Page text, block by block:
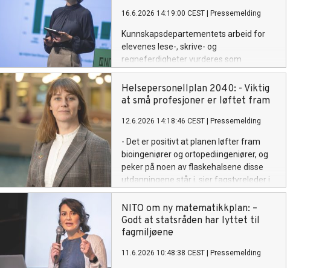
16.6.2026 14:19:00 CEST Pressemelding
Kunnskapsdepartementets arbeid for
elevenes lese-, skrive- og
regneferdigheter vurderes som
«kritikkverdig» av Riksrevisjonen. – For
NITO er funnene gjenkjennelige og
alvorlige, sier visepresident Safina de
Helsepersonellplan 2040: - Viktig
at små profesjoner er løftet fram
12.6.2026 14:18:46 CEST Pressemelding
- Det er positivt at planen løfter fram
bioingeniører og ortopediingeniører, og
peker på noen av flaskehalsene disse
utdanningene står i, sier fagstyreleder i
NITO Bioingeniørfaglig institutt, Kaja
Marienborg.
NITO om ny matematikkplan: –
Godt at statsråden har lyttet til
fagmiljøene
11.6.2026 10:48:38 CEST Pressemelding